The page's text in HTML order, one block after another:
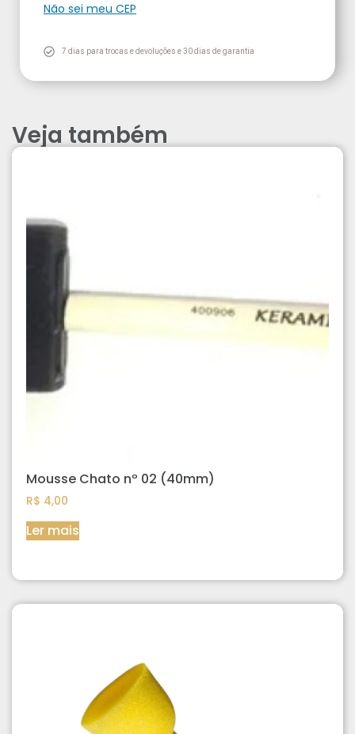
Não sei meu CEP
7 dias para trocas e devoluções e 30 dias de garantia
Veja também
Mousse Chato nº 02 (40mm)
R$ 4,00
Ler mais